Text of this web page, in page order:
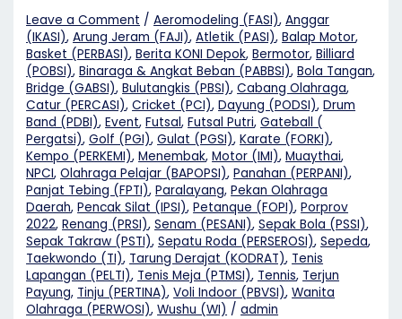
Leave a Comment /Aeromodeling (FASI),Anggar
(IKASI),Arung Jeram (FAJI),Atletik (PASI),Balap Motor,
Basket (PERBASI),Berita KONI Depok,Bermotor,Billiard
(POBSI),Binaraga & Angkat Beban (PABBSI),Bola Tangan,
Bridge (GABSI),Bulutangkis (PBSI),Cabang Olahraga,
Catur (PERCASI),Cricket (PCI),Dayung (PODSI),Drum
Band (PDBI),Event,Futsal,Futsal Putri,Gateball (
Pergatsi),Golf (PGI),Gulat (PGSI),Karate (FORKI),
Kempo (PERKEMI),Menembak,Motor (IMI),Muaythai,
NPCI,Olahraga Pelajar (BAPOPSI),Panahan (PERPANI),
Panjat Tebing (FPTI),Paralayang,Pekan Olahraga
Daerah,Pencak Silat (IPSI),Petanque (FOPI),Porprov
2022,Renang (PRSI),Senam (PESANI),Sepak Bola (PSSI),
Sepak Takraw (PSTI),Sepatu Roda (PERSEROSI),Sepeda,
Taekwondo (TI), Tarung Derajat (KODRAT), Tenis
Lapangan (PELTI), Tenis Meja (PTMSI), Tennis, Terjun
Payung, Tinju (PERTINA),Voli Indoor (PBVSI),Wanita
Olahraga (PERWOSI),Wushu (WI) /admin